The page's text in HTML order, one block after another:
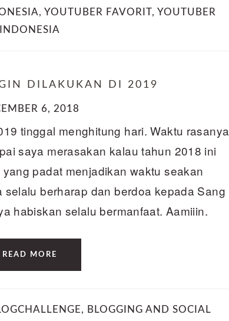
, YOUTUBER FAVORIT, YOUTUBER
INDONESIA
DILAKUKAN DI 2019
6, 2018
tinggal menghitung hari. Waktu rasanya
saya merasakan kalau tahun 2018 ini
padat menjadikan waktu seakan
berharap dan berdoa kepada Sang
habiskan selalu bermanfaat. Aamiiin.
READ MORE
, BLOGGING AND SOCIAL